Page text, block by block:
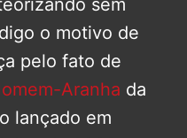
sem
o motivo de
pelo fato de
Aranha da
lançado em